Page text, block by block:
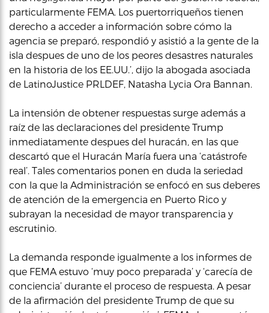
particularmente FEMA. Los puertorriqueños tienen
derecho a acceder a información sobre cómo la
agencia se preparó, respondió y asistió a la gente de la
isla despues de uno de los peores desastres naturales
en la historia de los EE.UU.’, dijo la abogada asociada
de LatinoJustice PRLDEF, Natasha Lycia Ora Bannan.
La intensión de obtener respuestas surge además a
raíz de las declaraciones del presidente Trump
inmediatamente despues del huracán, en las que
descartó que el Huracán María fuera una ‘catástrofe
real’. Tales comentarios ponen en duda la seriedad
con la que la Administración se enfocó en sus deberes
de atención de la emergencia en Puerto Rico y
subrayan la necesidad de mayor transparencia y
escrutinio.
La demanda responde igualmente a los informes de
que FEMA estuvo ‘muy poco preparada’ y ‘carecía de
conciencia’ durante el proceso de respuesta. A pesar
de la afirmación del presidente Trump de que su